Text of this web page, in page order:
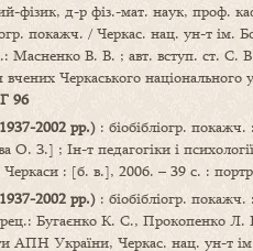
фізик, д-р фіз.-мат. наук, проф.
покажч. / Черкас. нац. ун-т ім.
Масненко В. В. ; авт. вступ. ст. С.
Черкаського
96
2002 рр.) : біобібліогр.
О. З.] ; Ін-т педагогіки і
Черкаси : [б. в.], 2006. – 39 с. :
2002 рр.) : біобібліогр.
Бугаєнко К. С., Прокопенко Л.
АПН України, Черкас. нац. ун-т